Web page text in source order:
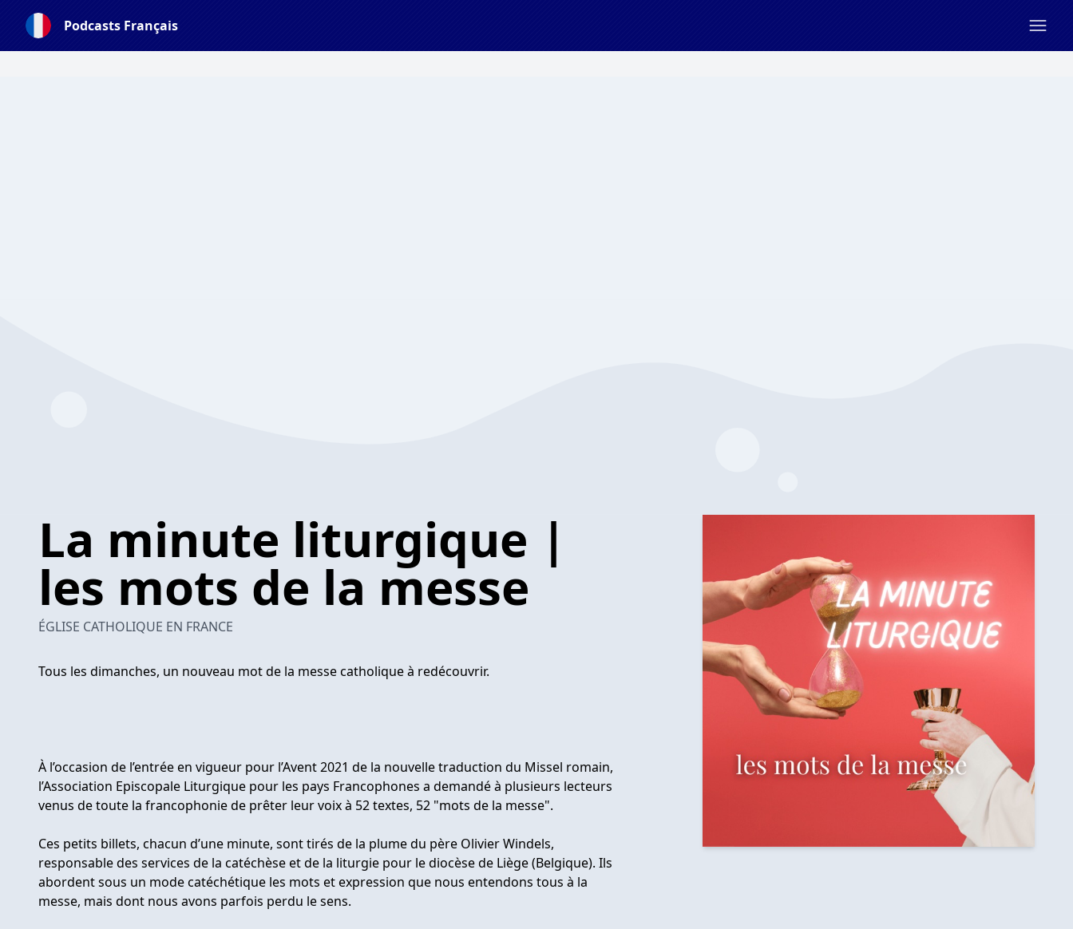
Podcasts Français
La minute liturgique |
les mots de la messe
ÉGLISE CATHOLIQUE EN FRANCE
Tous les dimanches, un nouveau mot de la messe catholique à redécouvrir.
À l’occasion de l’entrée en vigueur pour l’Avent 2021 de la nouvelle traduction du Missel romain,
l’Association Episcopale Liturgique pour les pays Francophones a demandé à plusieurs lecteurs
venus de toute la francophonie de prêter leur voix à 52 textes, 52 "mots de la messe".
Ces petits billets, chacun d’une minute, sont tirés de la plume du père Olivier Windels,
responsable des services de la catéchèse et de la liturgie pour le diocèse de Liège (Belgique). Ils
abordent sous un mode catéchétique les mots et expression que nous entendons tous à la
messe, mais dont nous avons parfois perdu le sens.